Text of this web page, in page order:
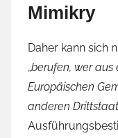
Mimikry
Daher kann sich
„berufen, wer
Europäischen
anderen